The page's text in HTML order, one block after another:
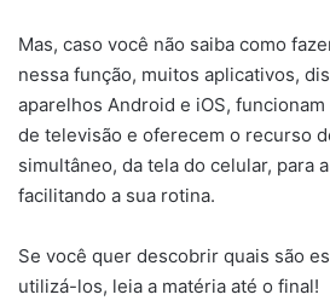
Mas, caso você não saiba como
nessa função, muitos aplicativos,
aparelhos Android e iOS,
de televisão e oferecem o recurso
simultâneo, da tela do celular, para
facilitando a sua rotina.
Se você quer descobrir quais são
utilizá-los, leia a matéria até o final!